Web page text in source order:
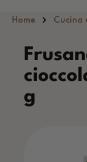
al
Home Cucina
g